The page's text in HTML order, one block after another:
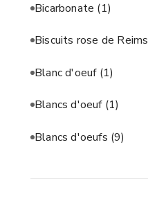
Bicarbonate (1)
Biscuits rose de Reims
Blanc d'oeuf (1)
Blancs d'oeuf (1)
Blancs d'oeufs (9)